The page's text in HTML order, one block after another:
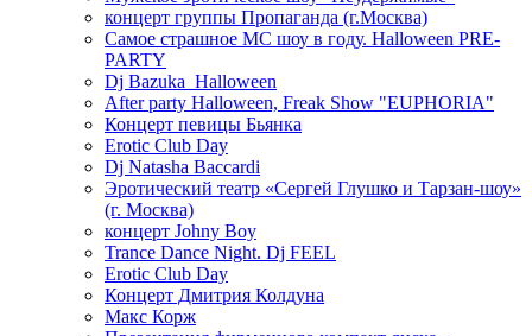
концерт группы Пропаганда (г.Москва)
Самое страшное МС шоу в году. Halloween PRE-
PARTY
Dj Bazuka_Halloween
After party Halloween, Freak Show "EUPHORIA"
Концерт певицы Бьянка
Erotic Club Day
Dj Natasha Baccardi
Эротический театр «Сергей Глушко и Тарзан-шоу»
(г. Москва)
концерт Johny Boy
Trance Dance Night. Dj FEEL
Erotic Club Day
Концерт Дмитрия Колдуна
Макс Корж